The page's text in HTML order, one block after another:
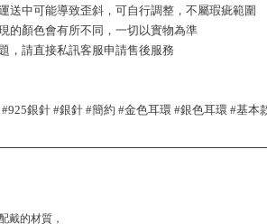
送中可能導致歪斜，可自行調整，不屬瑕疵範圍
的顏色會有所不同，一切以實物為準
，請直接私訊客服申請售後服務
銀針 #銀針 #簡約 #金色耳環 #銀色耳環 #基本
戴的材質，